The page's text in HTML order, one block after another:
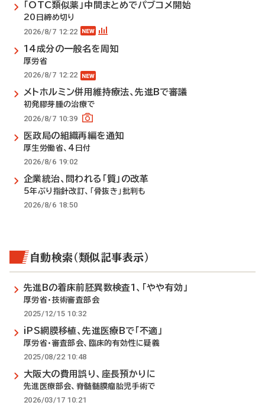
「OTC類似薬」中間まとめでパブコメ開始
20日締め切り
2026/8/7 12:22
14成分の一般名を周知
厚労省
2026/8/7 12:22
メトホルミン併用維持療法、先進Bで審議
初発膠芽腫の治療で
2026/8/7 10:39
医政局の組織再編を通知
厚生労働省、4日付
2026/8/6 19:02
企業統治、問われる「質」の改革
5年ぶり指針改訂、「骨抜き」批判も
2026/8/6 18:50
自動検索（類似記事表示）
先進Bの着床前胚異数検査1、「やや有効」
厚労省・技術審査部会
2025/12/15 10:32
iPS網膜移植、先進医療Bで「不適」
厚労省・審査部会、臨床的有効性に疑義
2025/08/22 10:48
大阪大の費用誤り、座長預かりに
先進医療部会、脊髄髄膜瘤胎児手術で
2026/03/17 10:21